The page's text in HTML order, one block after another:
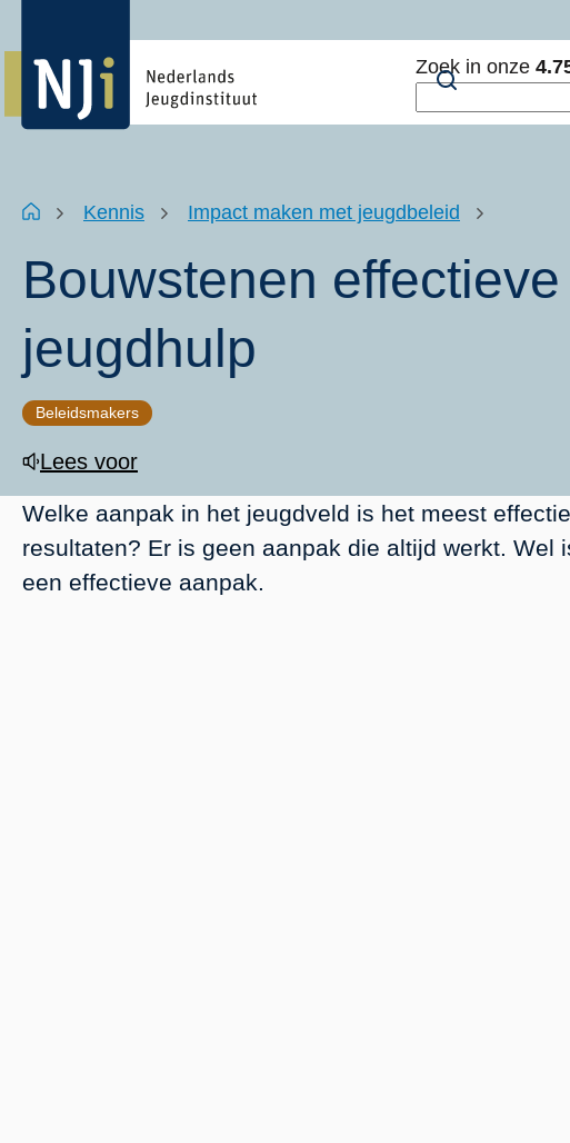
inhoud
Zoek in onze
Kruimelpad
HomeKennis Impact maken met jeugdbeleid
Bouwstenen
jeugdhulp
Beleidsmakers
Lees voor
Welke aanpak in het jeugdveld is het meest
resultaten? Er is geen aanpak die altijd werkt. Wel
een effectieve aanpak.